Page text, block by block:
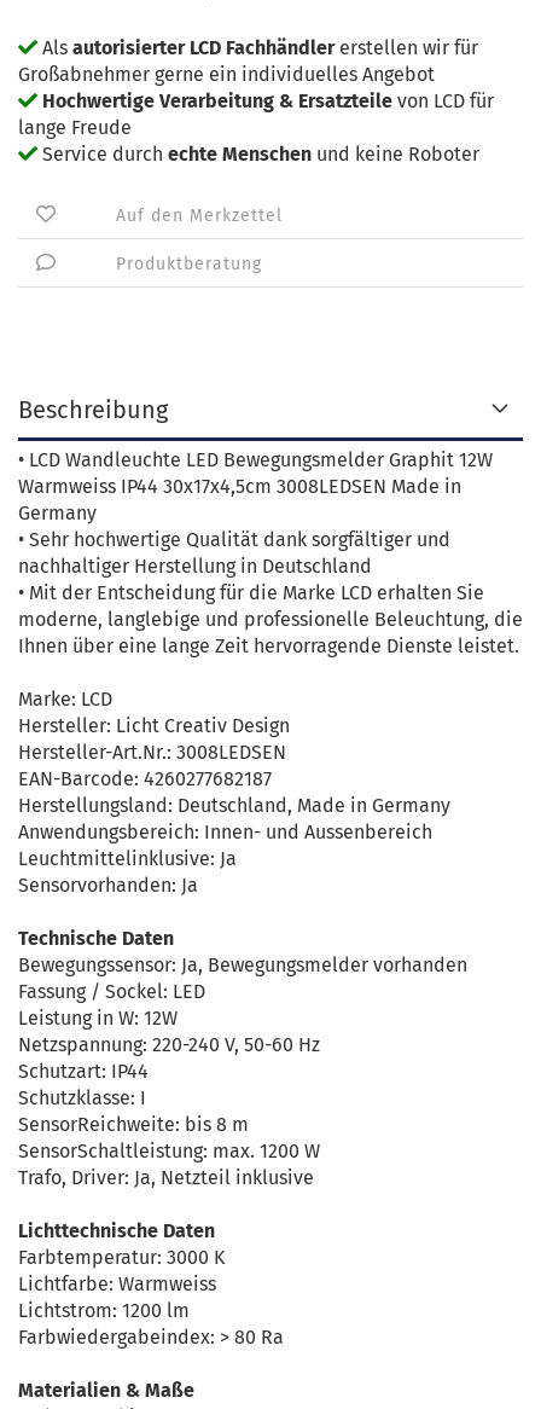
Als autorisierter LCD Fachhändlererstellen wir für
Großabnehmer gerne ein individuelles Angebot
Hochwertige Verarbeitung & Ersatzteile von LCD für
lange Freude
Service durch echte Menschen und keine Roboter
Auf den Merkzettel
Produktberatung
Beschreibung
• LCD Wandleuchte LED Bewegungsmelder Graphit 12W
Warmweiss IP44 30x17x4,5cm 3008LEDSEN Made in
Germany
• Sehr hochwertige Qualität dank sorgfältiger und
nachhaltiger Herstellung in Deutschland
• Mit der Entscheidung für die Marke LCD erhalten Sie
moderne, langlebige und professionelle Beleuchtung, die
Ihnen über eine lange Zeit hervorragende Dienste leistet.
Marke: LCD
Hersteller: Licht Creativ Design
Hersteller-Art.Nr.: 3008LEDSEN
EAN-Barcode: 4260277682187
Herstellungsland: Deutschland, Made in Germany
Anwendungsbereich: Innen- und Aussenbereich
Leuchtmittelinklusive: Ja
Sensorvorhanden: Ja
Technische Daten
Bewegungssensor: Ja, Bewegungsmelder vorhanden
Fassung / Sockel: LED
Leistung in W: 12W
Netzspannung: 220-240 V, 50-60 Hz
Schutzart: IP44
Schutzklasse: I
SensorReichweite: bis 8 m
SensorSchaltleistung: max. 1200 W
Trafo, Driver: Ja, Netzteil inklusive
Lichttechnische Daten
Farbtemperatur: 3000 K
Lichtfarbe: Warmweiss
Lichtstrom: 1200 lm
Farbwiedergabeindex: > 80 Ra
Materialien & Maße